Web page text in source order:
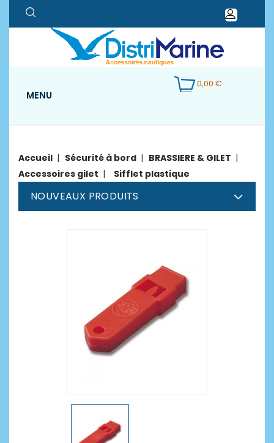
0,00 €
MENU
Accueil Sécurité à bord
BRASSIERE & GILET
Accessoires gilet
Sifflet plastique
NOUVEAUX PRODUITS